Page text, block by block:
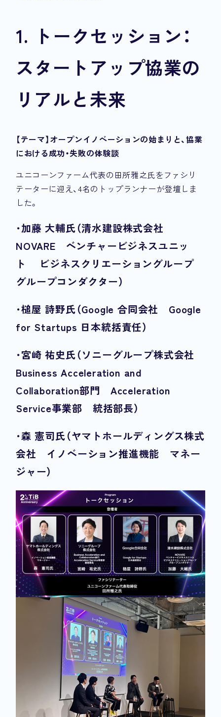
1. トークセッション：
スタートアップ協業の
リアルと未来
【テーマ】オープンイノベーションの始まりと、協業
における成功・失敗の体験談
ユニコーンファーム代表の田所雅之氏をファシリ
テーターに迎え、4名のトップランナーが登壇しま
した。
・加藤 大輔氏（清水建設株式会社 ​
NOVARE ベンチャービジネスユニッ
ト ビジネスクリエーショングループ
グループコンダクター）
・槌屋 詩野氏（Google 合同会社 Google
for Startups 日本統括責任）
・宮崎 祐史氏（ソニーグループ株式会社
Business Acceleration and
Collaboration部門 Acceleration
Service事業部 統括部長）
・森 憲司氏（ヤマトホールディングス株式
会社 イノベーション推進機能 マネー
ジャー）